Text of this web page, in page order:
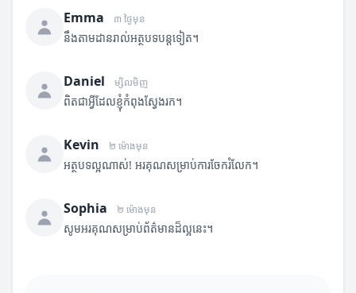
Emma ៣ ថ្ងៃមុន
នឹងតាមដានរាល់អត្ថបទបន្តទៀត។
Daniel ម្សិលមិញ
ពិតជាអ្វីដែលខ្ញុំកំពុងស្វែងរក។
Kevin ២ ម៉ោងមុន
អត្ថបទល្អណាស់! អរគុណសម្រាប់ការចែករំលែក។
Sophia ២ ម៉ោងមុន
សូមអរគុណសម្រាប់ព័ត៌មានដ៏ល្អនេះ។